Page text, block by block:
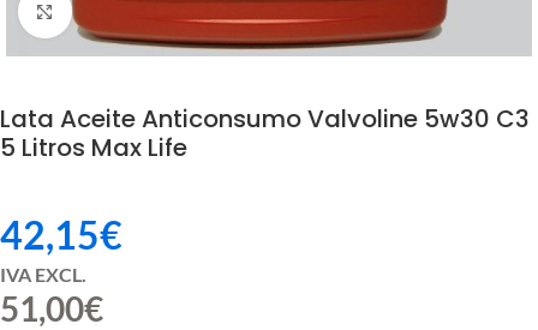
Click to enlarge
Lata Aceite Anticonsumo Valvoline 5w30 C3
5 Litros Max Life
42,15€
IVA EXCL.
51,00€